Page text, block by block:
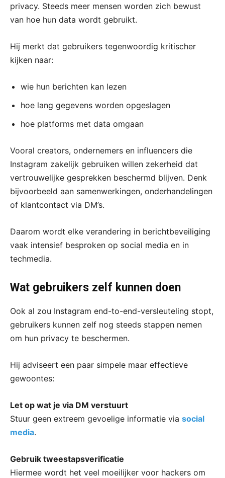
privacy. Steeds meer mensen worden zich bewust
van hoe hun data wordt gebruikt.
Hij merkt dat gebruikers tegenwoordig kritischer
kijken naar:
wie hun berichten kan lezen
hoe lang gegevens worden opgeslagen
hoe platforms met data omgaan
Vooral creators, ondernemers en influencers die
Instagram zakelijk gebruiken willen zekerheid dat
vertrouwelijke gesprekken beschermd blijven. Denk
bijvoorbeeld aan samenwerkingen, onderhandelingen
of klantcontact via DM’s.
Daarom wordt elke verandering in berichtbeveiliging
vaak intensief besproken op social media en in
techmedia.
Wat gebruikers zelf kunnen doen
Ook al zou Instagram end-to-end-versleuteling stopt,
gebruikers kunnen zelf nog steeds stappen nemen
om hun privacy te beschermen.
Hij adviseert een paar simpele maar effectieve
gewoontes:
Let op wat je via DM verstuurt
Stuur geen extreem gevoelige informatie via social
media.
Gebruik tweestapsverificatie
Hiermee wordt het veel moeilijker voor hackers om